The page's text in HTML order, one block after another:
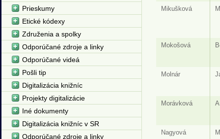
Mikušková
Mokošová
Molnár
Morávková
Nagyová
Prieskumy
Etické kódexy
Združenia a spolky
Odporúčané zdroje a linky
Odporúčané videá
Pošli tip
Digitalizácia knižníc
Projekty digitalizácie
Iné dokumenty
Digitalizácia knižníc v SR
Odporúčané zdroje a linky